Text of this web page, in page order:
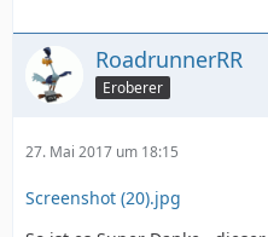
RoadrunnerRR
Eroberer
27. Mai 2017 um 18:15
Screenshot (20).jpg